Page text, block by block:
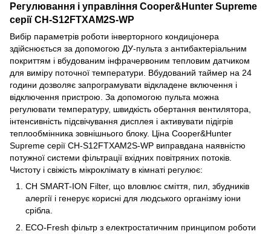
Регулювання і управління Cooper&Hunter Supreme
серії CH-S12FTXAM2S-WP
Вибір параметрів роботи інверторного кондиціонера
здійснюється за допомогою ДУ-пульта з антибактеріальним
покриттям і вбудованим інфрачервоним тепловим датчиком
для виміру поточної температури. Вбудований таймер на 24
години дозволяє запрограмувати відкладене включення і
відключення пристрою. За допомогою пульта можна
регулювати температуру, швидкість обертання вентилятора,
інтенсивність підсвічування дисплея і активувати підігрів
теплообмінника зовнішнього блоку. Ціна Cooper&Hunter
Supreme серії CH-S12FTXAM2S-WP виправдана наявністю
потужної системи фільтрації вхідних повітряних потоків.
Чистоту і свіжість мікроклімату в кімнаті регулює:
CH SMART-ION Filter, що вловлює сміття, пил, збудників
алергії і генерує корисні для людського організму іони
срібла.
ECO-Fresh фільтр з електростатичним принципом роботи